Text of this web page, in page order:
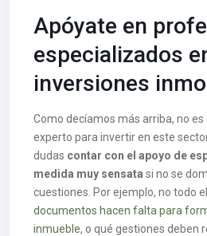
Apóyate en
especializados
inversiones
Como decíamos más arriba, no
experto para invertir en este
dudas contar con el apoyo de
medida muy sensata si no se
cuestiones. Por ejemplo, no todo
documentos hacen falta para
inmueble, o qué gestiones deben